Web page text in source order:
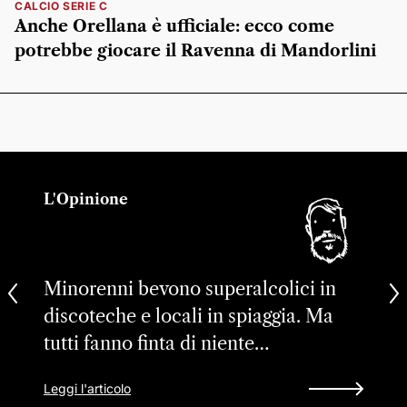
CALCIO SERIE C
Anche Orellana è ufficiale: ecco come
potrebbe giocare il Ravenna di Mandorlini
L'Opinione
Minorenni bevono superalcolici in
discoteche e locali in spiaggia. Ma
tutti fanno finta di niente…
Leggi l'articolo